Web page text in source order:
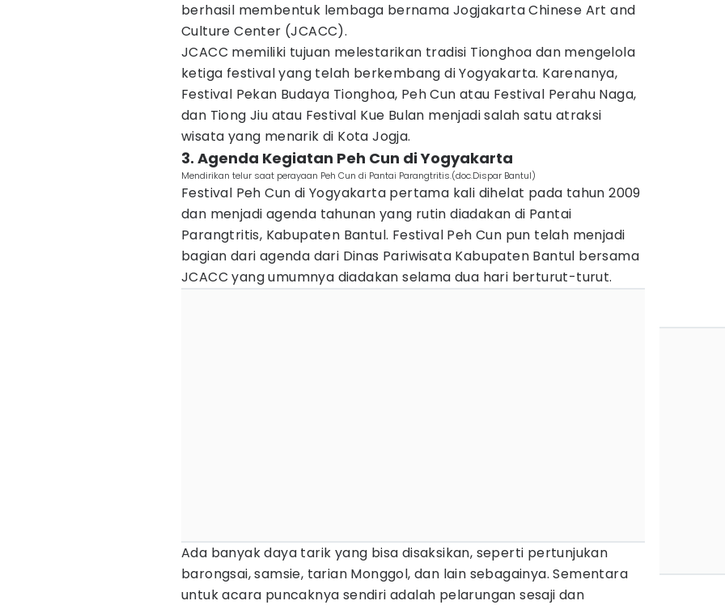
berhasil membentuk lembaga bernama Jogjakarta Chinese Art and
Culture Center (JCACC).
JCACC memiliki tujuan melestarikan tradisi Tionghoa dan mengelola
ketiga festival yang telah berkembang di Yogyakarta. Karenanya,
Festival Pekan Budaya Tionghoa, Peh Cun atau Festival Perahu Naga,
dan Tiong Jiu atau Festival Kue Bulan menjadi salah satu atraksi
wisata yang menarik di Kota Jogja.
3. Agenda Kegiatan Peh Cun di Yogyakarta
Mendirikan telur saat perayaan Peh Cun di Pantai Parangtritis.(doc.Dispar Bantul)
Festival Peh Cun di Yogyakarta pertama kali dihelat pada tahun 2009
dan menjadi agenda tahunan yang rutin diadakan di Pantai
Parangtritis, Kabupaten Bantul. Festival Peh Cun pun telah menjadi
bagian dari agenda dari Dinas Pariwisata Kabupaten Bantul bersama
JCACC yang umumnya diadakan selama dua hari berturut-turut.
Ada banyak daya tarik yang bisa disaksikan, seperti pertunjukan
barongsai, samsie, tarian Monggol, dan lain sebagainya. Sementara
untuk acara puncaknya sendiri adalah pelarungan sesaji dan